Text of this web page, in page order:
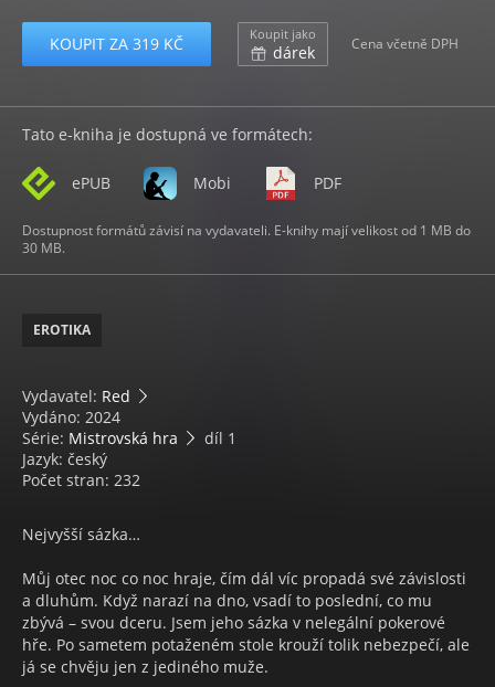
KOUPIT ZA 319 KČ Koupit jako
dárek Cena včetně DPH
Tato e-kniha je dostupná ve formátech:
ePUB Mobi PDF
Dostupnost formátů závisí na vydavateli. E-knihy mají velikost od 1 MB do
30 MB.
EROTIKA
Vydavatel: Red
Vydáno: 2024
Série: Mistrovská hra
díl 1
Jazyk: český
Počet stran: 232
Nejvyšší sázka…
Můj otec noc co noc hraje, čím dál víc propadá své závislosti
a dluhům. Když narazí na dno, vsadí to poslední, co mu
zbývá – svou dceru. Jsem jeho sázka v nelegální pokerové
hře. Po sametem potaženém stole krouží tolik nebezpečí, ale
já se chvěju jen z jediného muže.